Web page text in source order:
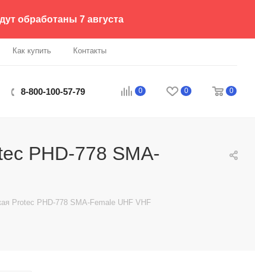
обработаны 7 августа
Как купить Контакты
0 0 0
8-800-100-57-79
PHD-778 SMA-
Protec PHD-778 SMA-Female UHF VHF